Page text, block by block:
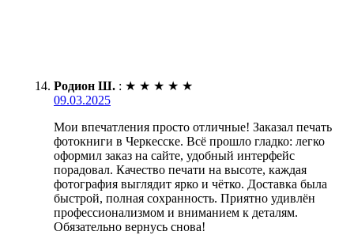
Родион Ш. : ★ ★ ★ ★ ★
09.03.2025
Мои впечатления просто отличные! Заказал печать
фотокниги в Черкесске. Всё прошло гладко: легко
оформил заказ на сайте, удобный интерфейс
порадовал. Качество печати на высоте, каждая
фотография выглядит ярко и чётко. Доставка была
быстрой, полная сохранность. Приятно удивлён
профессионализмом и вниманием к деталям.
Обязательно вернусь снова!